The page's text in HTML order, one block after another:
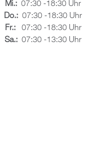
Mi.:07:30 -18:30 Uhr
Do.:07:30 -18:30 Uhr
Fr.: 07:30 -18:30 Uhr
Sa.:07:30 -13:30 Uhr